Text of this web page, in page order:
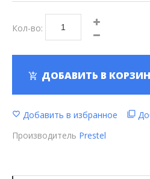
Кол-во:
ДОБАВИТЬ В
Добавить в избранное
Производитель Prestel